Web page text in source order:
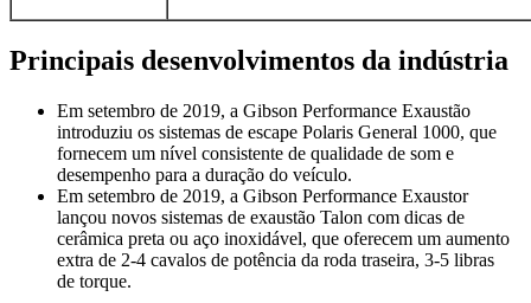
Principais desenvolvimentos da indústria
Em setembro de 2019, a Gibson Performance Exaustão
introduziu os sistemas de escape Polaris General 1000, que
fornecem um nível consistente de qualidade de som e
desempenho para a duração do veículo.
Em setembro de 2019, a Gibson Performance Exaustor
lançou novos sistemas de exaustão Talon com dicas de
cerâmica preta ou aço inoxidável, que oferecem um aumento
extra de 2-4 cavalos de potência da roda traseira, 3-5 libras
de torque.